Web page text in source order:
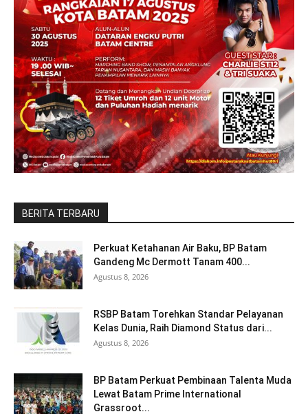
BERITA TERBARU
Perkuat Ketahanan Air Baku, BP Batam
Gandeng Mc Dermott Tanam 400...
Agustus 8, 2026
RSBP Batam Torehkan Standar Pelayanan
Kelas Dunia, Raih Diamond Status dari...
Agustus 8, 2026
BP Batam Perkuat Pembinaan Talenta Muda
Lewat Batam Prime International
Grassroot...